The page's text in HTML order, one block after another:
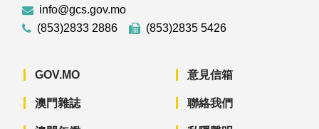
info@gcs.gov.mo
(853)2833 2886
(853)2835 5426
GOV.MO
澳門雜誌
意見信箱
聯絡我們